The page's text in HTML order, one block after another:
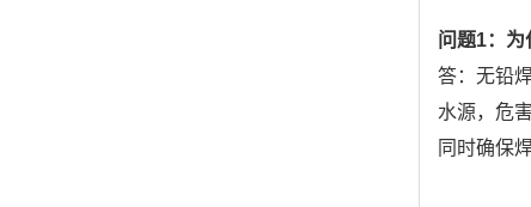
问题1：为
答：无铅
水源，危
同时确保